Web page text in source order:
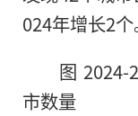
024年增长2个
图
市数量